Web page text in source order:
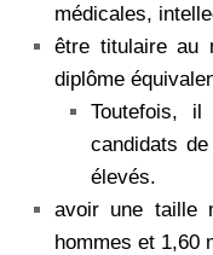
médicales,
être titulaire au
diplôme
Toutefois, il
candidats
élevés.
avoir une taille
hommes et 1,60